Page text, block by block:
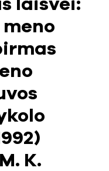
laisvei:
meno
K.